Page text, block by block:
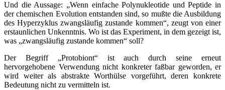
Und die Aussage: „Wenn einfache Polynukleotide und Peptide in
der chemischen Evolution entstanden sind, so mußte die Ausbildung
des Hyperzyklus zwangsläufig zustande kommen“, zeugt von einer
erstaunlichen Unkenntnis. Wo ist das Experiment, in dem gezeigt ist,
was „zwangsläufig zustande kommen“ soll?
Der Begriff „Protobiont“ ist auch durch seine erneut
hervorgehobene Verwendung nicht konkreter faßbar geworden, er
wird weiter als abstrakte Worthülse vorgeführt, deren konkrete
Bedeutung nicht zu vermitteln ist.